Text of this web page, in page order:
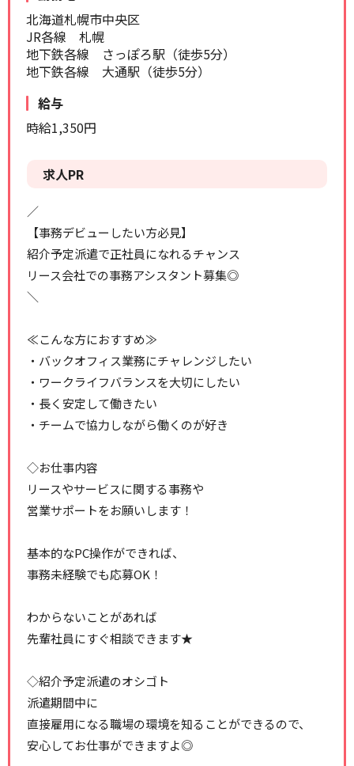
北海道札幌市中央区
JR各線 札幌
地下鉄各線 さっぽろ駅（徒歩5分）
地下鉄各線 大通駅（徒歩5分）
給与
時給1,350円
求人PR
／
【事務デビューしたい方必見】
紹介予定派遣で正社員になれるチャンス
リース会社での事務アシスタント募集◎
＼
≪こんな方におすすめ≫
・バックオフィス業務にチャレンジしたい
・ワークライフバランスを大切にしたい
・長く安定して働きたい
・チームで協力しながら働くのが好き
◇お仕事内容
リースやサービスに関する事務や
営業サポートをお願いします！
基本的なPC操作ができれば、
事務未経験でも応募OK！
わからないことがあれば
先輩社員にすぐ相談できます★
◇紹介予定派遣のオシゴト
派遣期間中に
直接雇用になる職場の環境を知ることができるので、
安心してお仕事ができますよ◎